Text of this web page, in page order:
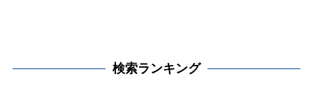
検索ランキング